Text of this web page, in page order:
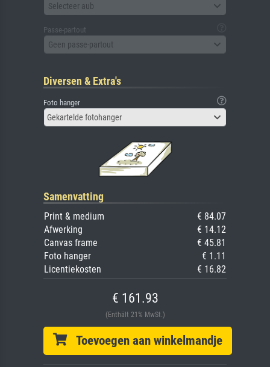
Selecteer aub
Passe-partout
Geen passe-partout
Diversen & Extra's
Foto hanger
Gekartelde fotohanger
Samenvatting
Print & medium
€ 84.07
Afwerking
€ 14.12
Canvas frame
€ 45.81
Foto hanger
€ 1.11
Licentiekosten
€ 16.82
€ 161.93
(Enthält 21% MwSt.)
Toevoegen aan winkelmandje